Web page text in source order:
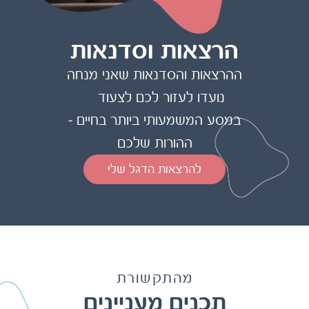
הרצאות וסדנאות
ההרצאות והסדנאות שאני מנחה
נועדו לעזור לכם לצעוד
במסע המשמעותי ביותר בחיים –
ההורות שלכם
להרצאות הדגל שלי
תכנים מעניינים
להורים